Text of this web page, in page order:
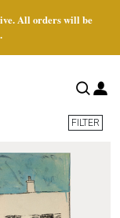
All orders will be
FILTER